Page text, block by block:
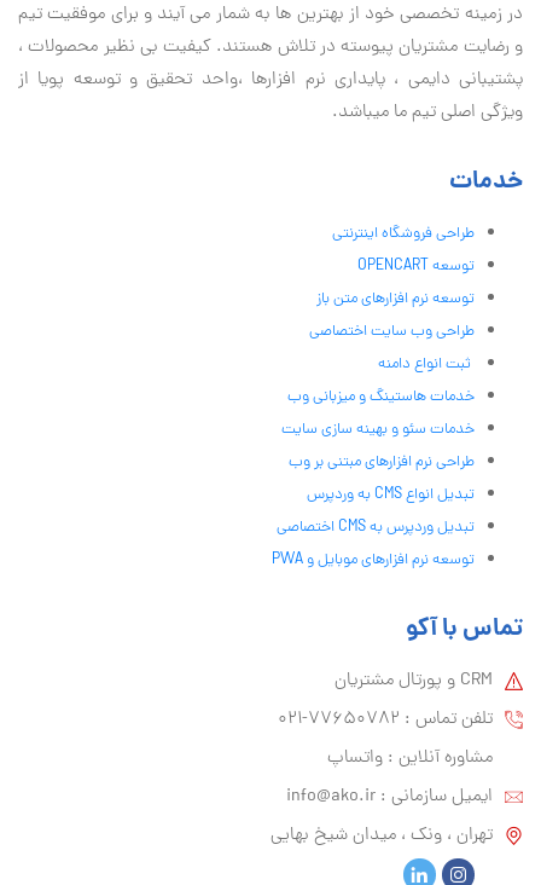
در زمینه تخصصی خود از بهترین ها به شمار می آیند و برای موفقیت تيم
و رضایت مشتریان پیوسته در تلاش هستند. کیفیت بی نظير محصولات ،
پشتیبانی دايمی ، پایداری نرم افزارها ،واحد تحقیق و توسعه پویا از
ویژگی اصلی تیم ما میباشد.
خدمات
طراحی فروشگاه اینترنتی
توسعه OPENCART
توسعه نرم افزارهای متن باز
طراحی وب سایت اختصاصی
ثبت انواع دامنه
خدمات هاستینگ و میزبانی وب
خدمات سئو و بهینه سازی سایت
طراحی نرم افزارهای مبتنی بر وب
تبدیل انواع CMS به وردپرس
تبدیل وردپرس به CMS اختصاصی
توسعه نرم افزارهای موبایل و PWA
تماس با آکو
CRM و پورتال مشتریان
تلفن تماس :‌ 77650782-021
مشاوره آنلاین : واتساپ
ایمیل سازمانی :‌ info@ako.ir
تهران ، ونک ، میدان شیخ بهایی